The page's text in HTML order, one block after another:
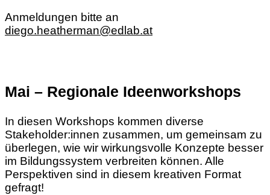
Anmeldungen bitte an
diego.heatherman@edlab.at
Mai – Regionale Ideenworkshops
In diesen Workshops kommen diverse
Stakeholder:innen zusammen, um gemeinsam zu
überlegen, wie wir wirkungsvolle Konzepte besser
im Bildungssystem verbreiten können. Alle
Perspektiven sind in diesem kreativen Format
gefragt!